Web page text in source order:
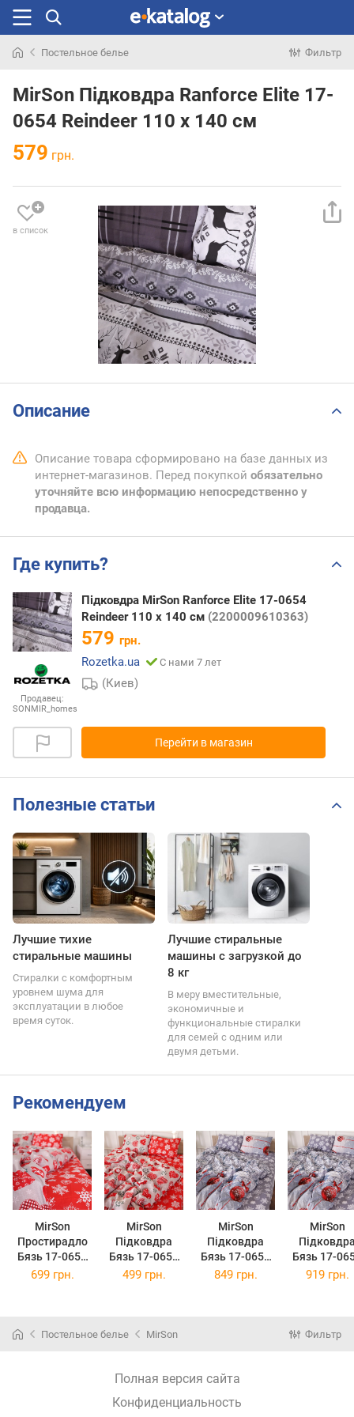
раньше
Постельное белье Фильтр
MirSon Підковдра Ranforce Elite 17-
0654 Reindeer 110 x 140 см
579 грн.
в список
Описание
Описание товара сформировано на базе данных из
интернет-магазинов. Перед покупкой обязательно
уточняйте всю информацию непосредственно у
продавца.
Где купить?
Продавец:
SONMIR_homes
Підковдра MirSon Ranforce Elite 17-0654
Reindeer 110 x 140 см (2200009610363)
579 грн.
Rozetka.ua
С нами 7 лет
(Киев)
Перейти в магазин
Полезные статьи
Лучшие тихие
стиральные машины
Стиралки с комфортным
уровнем шума для
эксплуатации в любое
время суток.
Лучшие стиральные
машины с загрузкой до
8 кг
В меру вместительные,
экономичные и
функциональные стиралки
для семей с одним или
двумя детьми.
Рекомендуем
MirSon
Простирадло
Бязь 17-0656
Gingerbread
MirSon
Підковдра
Бязь 17-0656
Gingerbread
MirSon
Підковдра
Бязь 17-0657
Mistletoe 143 x
MirSon
Бязь 17-
Mistletoe
699 грн. 499 грн. 849 грн. 919 грн.
Постельное белье MirSon Фильтр
Полная версия сайта
Конфиденциальность